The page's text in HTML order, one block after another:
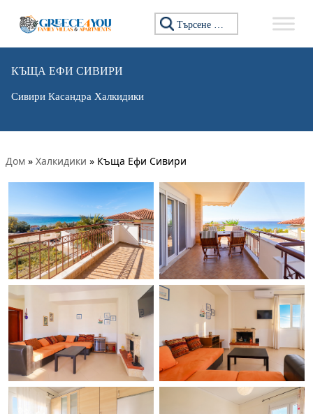
Търсене за:
КЪЩА ЕФИ СИВИРИ
Сивири Касандра Халкидики
Дом » Халкидики » Къща Ефи Сивири